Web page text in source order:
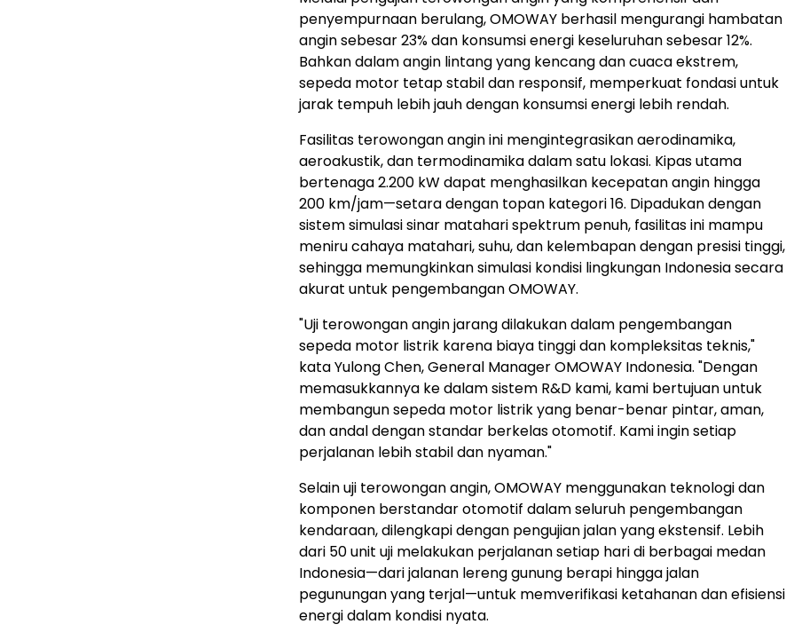
penyempurnaan berulang, OMOWAY berhasil mengurangi hambatan
angin sebesar 23% dan konsumsi energi keseluruhan sebesar 12%.
Bahkan dalam angin lintang yang kencang dan cuaca ekstrem,
sepeda motor tetap stabil dan responsif, memperkuat fondasi untuk
jarak tempuh lebih jauh dengan konsumsi energi lebih rendah.
Fasilitas terowongan angin ini mengintegrasikan aerodinamika,
aeroakustik, dan termodinamika dalam satu lokasi. Kipas utama
bertenaga 2.200 kW dapat menghasilkan kecepatan angin hingga
200 km/jam—setara dengan topan kategori 16. Dipadukan dengan
sistem simulasi sinar matahari spektrum penuh, fasilitas ini mampu
meniru cahaya matahari, suhu, dan kelembapan dengan presisi tinggi,
sehingga memungkinkan simulasi kondisi lingkungan Indonesiasecara
akurat untuk pengembangan OMOWAY.
"Uji terowongan angin jarang dilakukan dalam pengembangan
sepeda motor listrik karena biaya tinggi dan kompleksitas teknis,"
kataYulong Chen, General Manager OMOWAY Indonesia. "Dengan
memasukkannya ke dalam sistem R&D kami, kami bertujuan untuk
membangun sepeda motor listrik yang benar-benar pintar, aman,
dan andal dengan standar berkelas otomotif. Kami ingin setiap
perjalanan lebih stabil dan nyaman."
Selain uji terowongan angin, OMOWAY menggunakan teknologi dan
komponen berstandar otomotif dalam seluruh pengembangan
kendaraan, dilengkapi dengan pengujian jalan yang ekstensif. Lebih
dari 50 unit uji melakukan perjalanan setiap hari di berbagai medan
Indonesia—dari jalanan lereng gunung berapi hingga jalan
pegunungan yang terjal—untuk memverifikasi ketahanan dan efisiensi
energi dalam kondisi nyata.